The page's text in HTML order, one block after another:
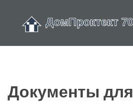
Документы для